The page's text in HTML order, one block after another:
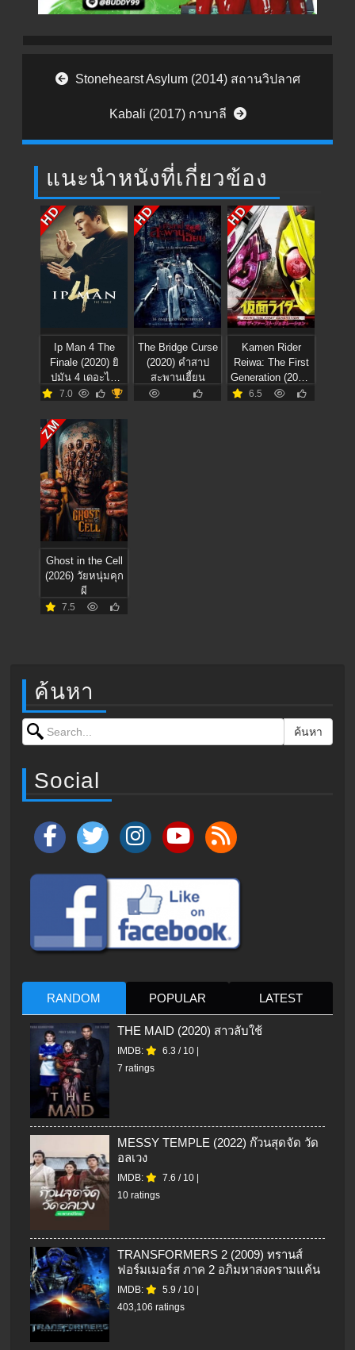
Post navigation
Stonehearst Asylum (2014) สถานวิปลาศ
Kabali (2017) กาบาลี
แนะนำหนังที่เกี่ยวข้อง
HD
Ip Man 4 The
Finale (2020) ยิ
ปมัน 4 เดอะไฟ
นอล
7.0
HD
The Bridge Curse
(2020) คำสาป
สะพานเฮี้ยน
HD
Kamen Rider
Reiwa: The First
Generation (2019)
มาสค์ไรเดอร์
6.5
ZM
Ghost in the Cell
(2026) วัยหนุ่มคุก
ผี
7.5
ค้นหา
Search for: ค้นหา
Social
RANDOM POPULAR LATEST
THE MAID (2020) สาวลับใช้
IMDB: 6.3 / 10
7 ratings
MESSY TEMPLE (2022) ก๊วนสุดจัด วัด
อลเวง
IMDB: 7.6 / 10
10 ratings
TRANSFORMERS 2 (2009) ทรานส์
ฟอร์มเมอร์ส ภาค 2 อภิมหาสงครามแค้น
IMDB: 5.9 / 10
403,106 ratings